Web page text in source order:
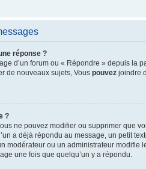
réponse ?
d’un forum ou « Répondre » depuis la
de nouveaux sujets, Vous pouvez joindre
?
ne pouvez modifier ou supprimer que
a déjà répondu au message, un petit
modérateur ou un administrateur
une fois que quelqu’un y a répondu.